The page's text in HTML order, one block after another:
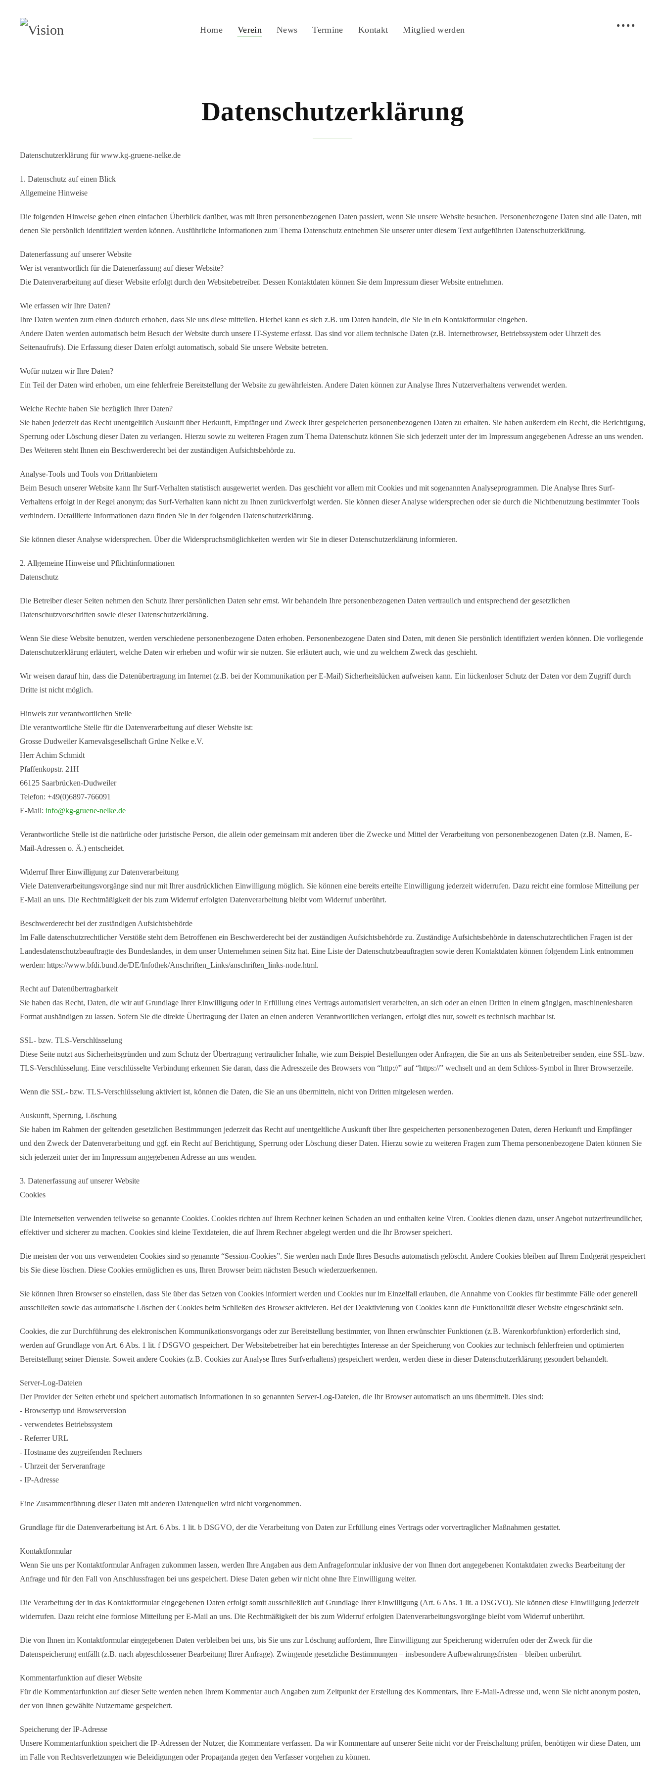
Home Verein News Termine Kontakt Mitglied werden
Datenschutzerklärung
Datenschutzerklärung für www.kg-gruene-nelke.de
1. Datenschutz auf einen Blick
Allgemeine Hinweise
Die folgenden Hinweise geben einen einfachen Überblick darüber, was mit Ihren personenbezogenen Daten passiert, wenn Sie unsere Website besuchen. Personenbezogene Daten sind alle Daten, mit
denen Sie persönlich identifiziert werden können. Ausführliche Informationen zum Thema Datenschutz entnehmen Sie unserer unter diesem Text aufgeführten Datenschutzerklärung.
Datenerfassung auf unserer Website
Wer ist verantwortlich für die Datenerfassung auf dieser Website?
Die Datenverarbeitung auf dieser Website erfolgt durch den Websitebetreiber. Dessen Kontaktdaten können Sie dem Impressum dieser Website entnehmen.
Wie erfassen wir Ihre Daten?
Ihre Daten werden zum einen dadurch erhoben, dass Sie uns diese mitteilen. Hierbei kann es sich z.B. um Daten handeln, die Sie in ein Kontaktformular eingeben.
Andere Daten werden automatisch beim Besuch der Website durch unsere IT-Systeme erfasst. Das sind vor allem technische Daten (z.B. Internetbrowser, Betriebssystem oder Uhrzeit des
Seitenaufrufs). Die Erfassung dieser Daten erfolgt automatisch, sobald Sie unsere Website betreten.
Wofür nutzen wir Ihre Daten?
Ein Teil der Daten wird erhoben, um eine fehlerfreie Bereitstellung der Website zu gewährleisten. Andere Daten können zur Analyse Ihres Nutzerverhaltens verwendet werden.
Welche Rechte haben Sie bezüglich Ihrer Daten?
Sie haben jederzeit das Recht unentgeltlich Auskunft über Herkunft, Empfänger und Zweck Ihrer gespeicherten personenbezogenen Daten zu erhalten. Sie haben außerdem ein Recht, die Berichtigung,
Sperrung oder Löschung dieser Daten zu verlangen. Hierzu sowie zu weiteren Fragen zum Thema Datenschutz können Sie sich jederzeit unter der im Impressum angegebenen Adresse an uns wenden.
Des Weiteren steht Ihnen ein Beschwerderecht bei der zuständigen Aufsichtsbehörde zu.
Analyse-Tools und Tools von Drittanbietern
Beim Besuch unserer Website kann Ihr Surf-Verhalten statistisch ausgewertet werden. Das geschieht vor allem mit Cookies und mit sogenannten Analyseprogrammen. Die Analyse Ihres Surf-
Verhaltens erfolgt in der Regel anonym; das Surf-Verhalten kann nicht zu Ihnen zurückverfolgt werden. Sie können dieser Analyse widersprechen oder sie durch die Nichtbenutzung bestimmter Tools
verhindern. Detaillierte Informationen dazu finden Sie in der folgenden Datenschutzerklärung.
Sie können dieser Analyse widersprechen. Über die Widerspruchsmöglichkeiten werden wir Sie in dieser Datenschutzerklärung informieren.
2. Allgemeine Hinweise und Pflichtinformationen
Datenschutz
Die Betreiber dieser Seiten nehmen den Schutz Ihrer persönlichen Daten sehr ernst. Wir behandeln Ihre personenbezogenen Daten vertraulich und entsprechend der gesetzlichen
Datenschutzvorschriften sowie dieser Datenschutzerklärung.
Wenn Sie diese Website benutzen, werden verschiedene personenbezogene Daten erhoben. Personenbezogene Daten sind Daten, mit denen Sie persönlich identifiziert werden können. Die vorliegende
Datenschutzerklärung erläutert, welche Daten wir erheben und wofür wir sie nutzen. Sie erläutert auch, wie und zu welchem Zweck das geschieht.
Wir weisen darauf hin, dass die Datenübertragung im Internet (z.B. bei der Kommunikation per E-Mail) Sicherheitslücken aufweisen kann. Ein lückenloser Schutz der Daten vor dem Zugriff durch
Dritte ist nicht möglich.
Hinweis zur verantwortlichen Stelle
Die verantwortliche Stelle für die Datenverarbeitung auf dieser Website ist:
Grosse Dudweiler Karnevalsgesellschaft Grüne Nelke e.V.
Herr Achim Schmidt
Pfaffenkopstr. 21H
66125 Saarbrücken-Dudweiler
Telefon: +49(0)6897-766091
E-Mail: info@kg-gruene-nelke.de
Verantwortliche Stelle ist die natürliche oder juristische Person, die allein oder gemeinsam mit anderen über die Zwecke und Mittel der Verarbeitung von personenbezogenen Daten (z.B. Namen, E-
Mail-Adressen o. Ä.) entscheidet.
Widerruf Ihrer Einwilligung zur Datenverarbeitung
Viele Datenverarbeitungsvorgänge sind nur mit Ihrer ausdrücklichen Einwilligung möglich. Sie können eine bereits erteilte Einwilligung jederzeit widerrufen. Dazu reicht eine formlose Mitteilung per
E-Mail an uns. Die Rechtmäßigkeit der bis zum Widerruf erfolgten Datenverarbeitung bleibt vom Widerruf unberührt.
Beschwerderecht bei der zuständigen Aufsichtsbehörde
Im Falle datenschutzrechtlicher Verstöße steht dem Betroffenen ein Beschwerderecht bei der zuständigen Aufsichtsbehörde zu. Zuständige Aufsichtsbehörde in datenschutzrechtlichen Fragen ist der
Landesdatenschutzbeauftragte des Bundeslandes, in dem unser Unternehmen seinen Sitz hat. Eine Liste der Datenschutzbeauftragten sowie deren Kontaktdaten können folgendem Link entnommen
werden: https://www.bfdi.bund.de/DE/Infothek/Anschriften_Links/anschriften_links-node.html.
Recht auf Datenübertragbarkeit
Sie haben das Recht, Daten, die wir auf Grundlage Ihrer Einwilligung oder in Erfüllung eines Vertrags automatisiert verarbeiten, an sich oder an einen Dritten in einem gängigen, maschinenlesbaren
Format aushändigen zu lassen. Sofern Sie die direkte Übertragung der Daten an einen anderen Verantwortlichen verlangen, erfolgt dies nur, soweit es technisch machbar ist.
SSL- bzw. TLS-Verschlüsselung
Diese Seite nutzt aus Sicherheitsgründen und zum Schutz der Übertragung vertraulicher Inhalte, wie zum Beispiel Bestellungen oder Anfragen, die Sie an uns als Seitenbetreiber senden, eine SSL-bzw.
TLS-Verschlüsselung. Eine verschlüsselte Verbindung erkennen Sie daran, dass die Adresszeile des Browsers von “http://” auf “https://” wechselt und an dem Schloss-Symbol in Ihrer Browserzeile.
Wenn die SSL- bzw. TLS-Verschlüsselung aktiviert ist, können die Daten, die Sie an uns übermitteln, nicht von Dritten mitgelesen werden.
Auskunft, Sperrung, Löschung
Sie haben im Rahmen der geltenden gesetzlichen Bestimmungen jederzeit das Recht auf unentgeltliche Auskunft über Ihre gespeicherten personenbezogenen Daten, deren Herkunft und Empfänger
und den Zweck der Datenverarbeitung und ggf. ein Recht auf Berichtigung, Sperrung oder Löschung dieser Daten. Hierzu sowie zu weiteren Fragen zum Thema personenbezogene Daten können Sie
sich jederzeit unter der im Impressum angegebenen Adresse an uns wenden.
3. Datenerfassung auf unserer Website
Cookies
Die Internetseiten verwenden teilweise so genannte Cookies. Cookies richten auf Ihrem Rechner keinen Schaden an und enthalten keine Viren. Cookies dienen dazu, unser Angebot nutzerfreundlicher,
effektiver und sicherer zu machen. Cookies sind kleine Textdateien, die auf Ihrem Rechner abgelegt werden und die Ihr Browser speichert.
Die meisten der von uns verwendeten Cookies sind so genannte “Session-Cookies”. Sie werden nach Ende Ihres Besuchs automatisch gelöscht. Andere Cookies bleiben auf Ihrem Endgerät gespeichert
bis Sie diese löschen. Diese Cookies ermöglichen es uns, Ihren Browser beim nächsten Besuch wiederzuerkennen.
Sie können Ihren Browser so einstellen, dass Sie über das Setzen von Cookies informiert werden und Cookies nur im Einzelfall erlauben, die Annahme von Cookies für bestimmte Fälle oder generell
ausschließen sowie das automatische Löschen der Cookies beim Schließen des Browser aktivieren. Bei der Deaktivierung von Cookies kann die Funktionalität dieser Website eingeschränkt sein.
Cookies, die zur Durchführung des elektronischen Kommunikationsvorgangs oder zur Bereitstellung bestimmter, von Ihnen erwünschter Funktionen (z.B. Warenkorbfunktion) erforderlich sind,
werden auf Grundlage von Art. 6 Abs. 1 lit. f DSGVO gespeichert. Der Websitebetreiber hat ein berechtigtes Interesse an der Speicherung von Cookies zur technisch fehlerfreien und optimierten
Bereitstellung seiner Dienste. Soweit andere Cookies (z.B. Cookies zur Analyse Ihres Surfverhaltens) gespeichert werden, werden diese in dieser Datenschutzerklärung gesondert behandelt.
Server-Log-Dateien
Der Provider der Seiten erhebt und speichert automatisch Informationen in so genannten Server-Log-Dateien, die Ihr Browser automatisch an uns übermittelt. Dies sind:
- Browsertyp und Browserversion
- verwendetes Betriebssystem
- Referrer URL
- Hostname des zugreifenden Rechners
- Uhrzeit der Serveranfrage
- IP-Adresse
Eine Zusammenführung dieser Daten mit anderen Datenquellen wird nicht vorgenommen.
Grundlage für die Datenverarbeitung ist Art. 6 Abs. 1 lit. b DSGVO, der die Verarbeitung von Daten zur Erfüllung eines Vertrags oder vorvertraglicher Maßnahmen gestattet.
Kontaktformular
Wenn Sie uns per Kontaktformular Anfragen zukommen lassen, werden Ihre Angaben aus dem Anfrageformular inklusive der von Ihnen dort angegebenen Kontaktdaten zwecks Bearbeitung der
Anfrage und für den Fall von Anschlussfragen bei uns gespeichert. Diese Daten geben wir nicht ohne Ihre Einwilligung weiter.
Die Verarbeitung der in das Kontaktformular eingegebenen Daten erfolgt somit ausschließlich auf Grundlage Ihrer Einwilligung (Art. 6 Abs. 1 lit. a DSGVO). Sie können diese Einwilligung jederzeit
widerrufen. Dazu reicht eine formlose Mitteilung per E-Mail an uns. Die Rechtmäßigkeit der bis zum Widerruf erfolgten Datenverarbeitungsvorgänge bleibt vom Widerruf unberührt.
Die von Ihnen im Kontaktformular eingegebenen Daten verbleiben bei uns, bis Sie uns zur Löschung auffordern, Ihre Einwilligung zur Speicherung widerrufen oder der Zweck für die
Datenspeicherung entfällt (z.B. nach abgeschlossener Bearbeitung Ihrer Anfrage). Zwingende gesetzliche Bestimmungen – insbesondere Aufbewahrungsfristen – bleiben unberührt.
Kommentarfunktion auf dieser Website
Für die Kommentarfunktion auf dieser Seite werden neben Ihrem Kommentar auch Angaben zum Zeitpunkt der Erstellung des Kommentars, Ihre E-Mail-Adresse und, wenn Sie nicht anonym posten,
der von Ihnen gewählte Nutzername gespeichert.
Speicherung der IP-Adresse
Unsere Kommentarfunktion speichert die IP-Adressen der Nutzer, die Kommentare verfassen. Da wir Kommentare auf unserer Seite nicht vor der Freischaltung prüfen, benötigen wir diese Daten, um
im Falle von Rechtsverletzungen wie Beleidigungen oder Propaganda gegen den Verfasser vorgehen zu können.